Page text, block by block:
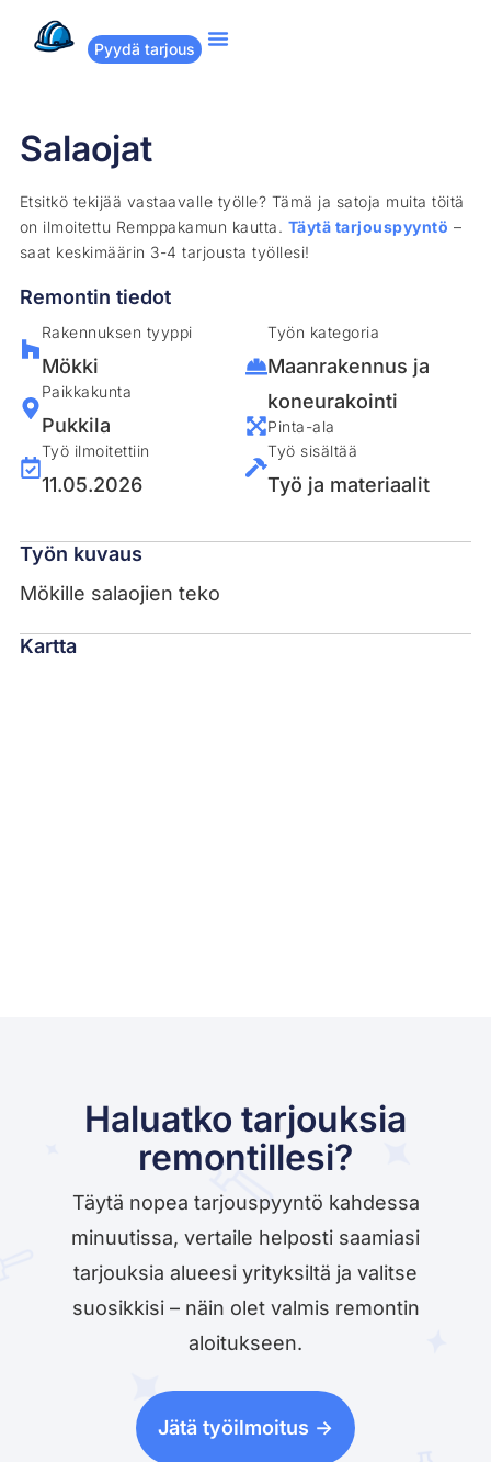
Pyydä tarjous
Salaojat
Etsitkö tekijää vastaavalle työlle? Tämä ja satoja muita töitä
on ilmoitettu Remppakamun kautta. Täytä tarjouspyyntö –
saat keskimäärin 3-4 tarjousta työllesi!
Remontin tiedot
Rakennuksen tyyppi
Mökki
Paikkakunta
Pukkila
Työ ilmoitettiin
11.05.2026
Työn kategoria
Maanrakennus ja
koneurakointi
Pinta-ala
Työ sisältää
Työ ja materiaalit
Työn kuvaus
Mökille salaojien teko
Kartta
Haluatko tarjouksia
remontillesi?
Täytä nopea tarjouspyyntö kahdessa
minuutissa, vertaile helposti saamiasi
tarjouksia alueesi yrityksiltä ja valitse
suosikkisi – näin olet valmis remontin
aloitukseen.
Jätä työilmoitus ->